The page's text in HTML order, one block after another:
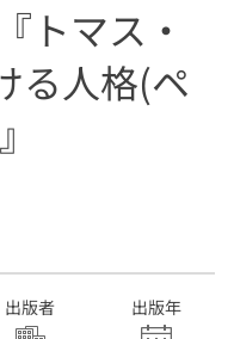
トマス・
る人格(ペ
出版者 出版年